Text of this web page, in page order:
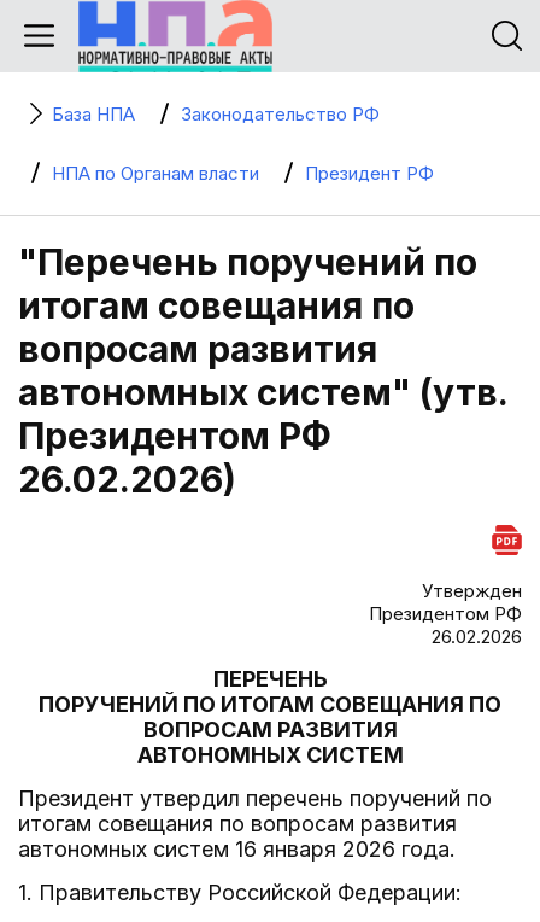
База НПА Законодательство РФ
НПА по Органам власти Президент РФ
"Перечень поручений по
итогам совещания по
вопросам развития
автономных систем" (утв.
Президентом РФ
26.02.2026)
Утвержден
Президентом РФ
26.02.2026
ПЕРЕЧЕНЬ
ПОРУЧЕНИЙ ПО ИТОГАМ СОВЕЩАНИЯ ПО
ВОПРОСАМ РАЗВИТИЯ
АВТОНОМНЫХ СИСТЕМ
Президент утвердил перечень поручений по
итогам совещания по вопросам развития
автономных систем 16 января 2026 года.
1. Правительству Российской Федерации: